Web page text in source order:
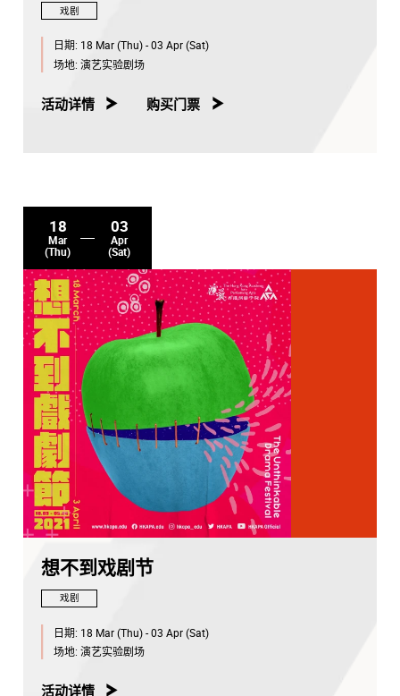
戏剧
日期: 18 Mar (Thu) - 03 Apr (Sat)
场地: 演艺实验剧场
活动详情 购买门票
18
Mar
(Thu)
03
Apr
(Sat)
想不到戏剧节
戏剧
日期: 18 Mar (Thu) - 03 Apr (Sat)
场地: 演艺实验剧场
活动详情